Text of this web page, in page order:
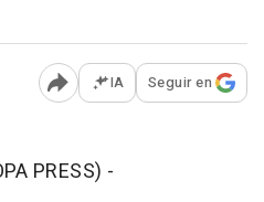
Abrir opciones para
IA Seguir en
PRESS) -